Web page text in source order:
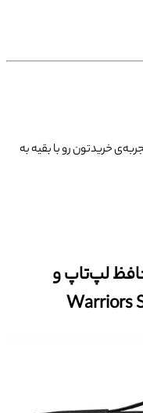
خریدتون رو با بقیه به
لپ‌تاپ و